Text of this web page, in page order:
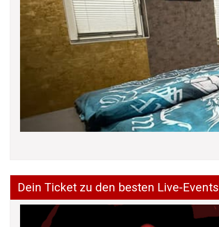
Dein Ticket zu den besten Live-Events